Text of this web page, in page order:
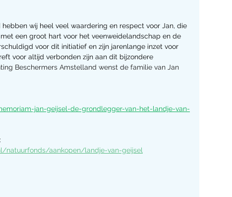
wij heel veel waardering en respect voor Jan, die
een groot hart voor het veenweidelandschap en de
voor dit initiatief en zijn jarenlange inzet voor
voor altijd verbonden zijn aan dit bijzondere
Beschermers Amstelland wenst de familie van Jan
jan-geijsel-de-grondlegger-van-het-landje-van-
natuurfonds/aankopen/landje-van-geijsel